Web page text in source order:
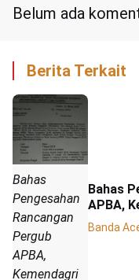
Belum ada
Berita Terkait
Bahas
Pengesahan
Rancangan
Pergub
APBA,
Kemendagri
Bahas
APBA,
Banda